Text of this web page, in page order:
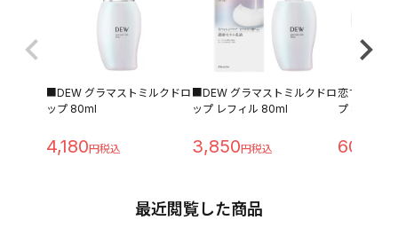
■DEW グラマストミルクドロ
ップ 80ml
4,180
■DEW グラマストミルクドロ
ップ レフィル 80ml
3,850
恋するおし
プ 80g
602
最近閲覧した商品